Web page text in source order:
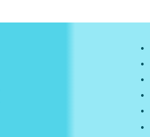
•
•
•
•
•
•